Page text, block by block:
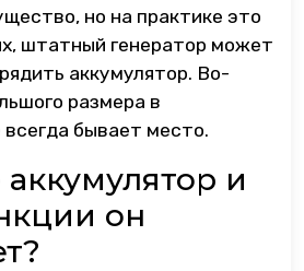
но на практике это
штатный генератор может
аккумулятор. Во-
размера в
всегда бывает место.
аккумулятор и
он